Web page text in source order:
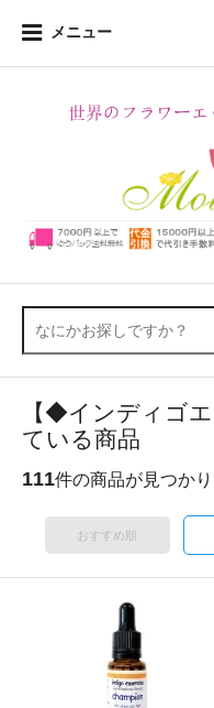
メニュー
【◆インディゴ
ている商品
111件の商品が見つか
おすすめ順